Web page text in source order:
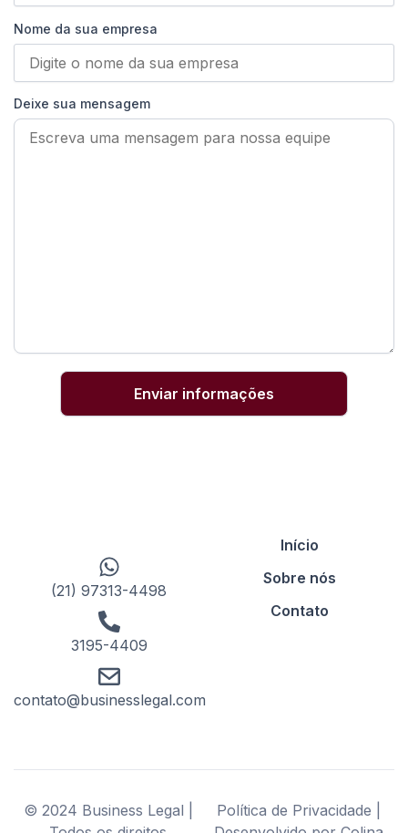
Nome da sua empresa
Deixe sua mensagem
(21) 97313-4498
3195-4409
contato@businesslegal.com
Início
Sobre nós
Contato
© 2024 Business Legal |
Política de Privacidade |